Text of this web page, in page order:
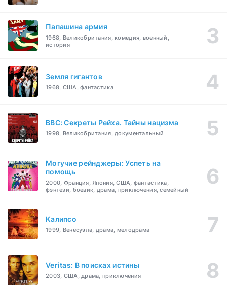
Папашина армия
1968, Великобритания, комедия, военный,
история
Земля гигантов
1968, США, фантастика
BBC: Секреты Рейха. Тайны нацизма
1998, Великобритания, документальный
Могучие рейнджеры: Успеть на
помощь
2000, Франция, Япония, США, фантастика,
фэнтези, боевик, драма, приключения, семейный
Калипсо
1999, Венесуэла, драма, мелодрама
Veritas: В поисках истины
2003, США, драма, приключения